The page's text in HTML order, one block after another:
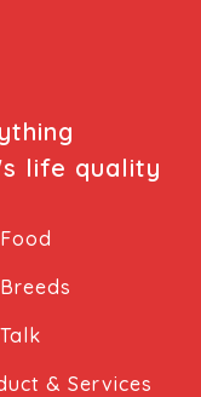
life quality
& Services